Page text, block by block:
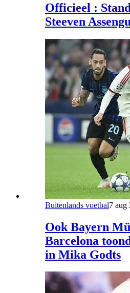
Officieel :
Steeven
Buitenlands voetbal7 aug
Ook Bayern
Barcelona
in Mika Godts